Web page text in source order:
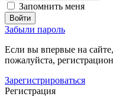
Запомнить меня
Забыли пароль
Если вы впервые на
пожалуйста,
Зарегистрироваться
Регистрация